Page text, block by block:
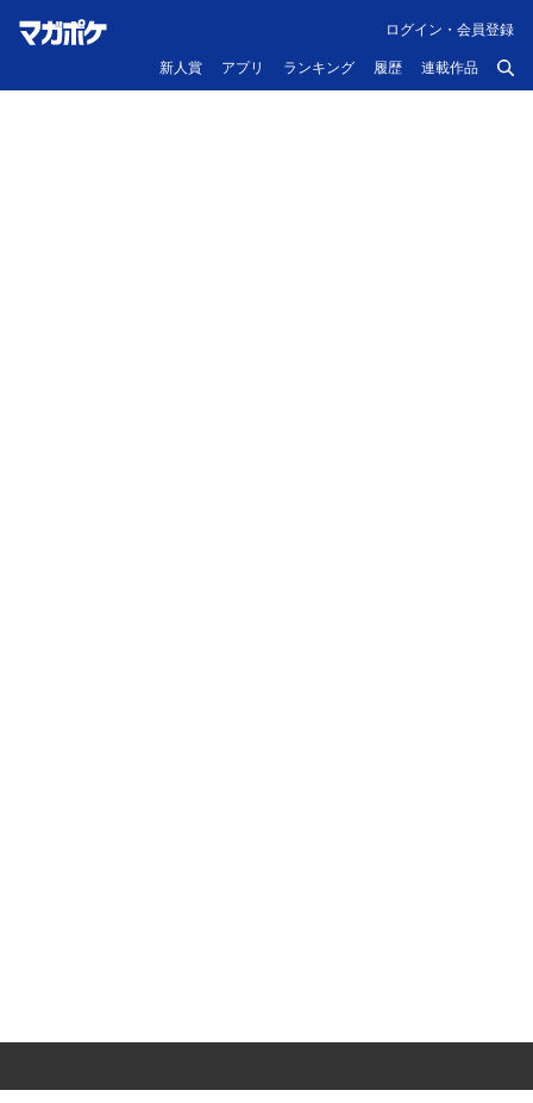
新人賞 アプリ ランキング 履歴 連載作品
ログイン・会員登録